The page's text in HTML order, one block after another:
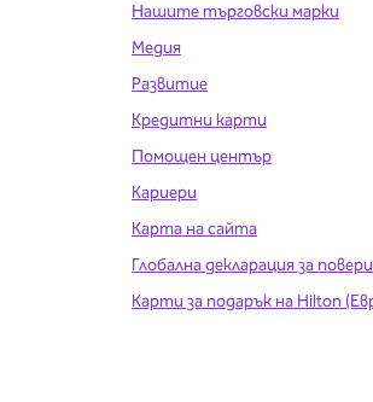
Нашите търговски марки
Медия
Развитие
Кредитни карти
Помощен център
Кариери
Карта на сайта
Глобална декларация за
Карти за подарък на Hilton